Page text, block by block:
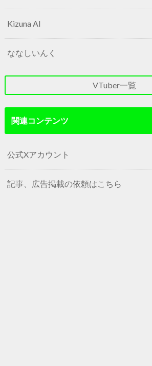
Kizuna AI
ななしいんく
VTuber一覧
関連コンテンツ
公式Xアカウント
記事、広告掲載の依頼はこちら